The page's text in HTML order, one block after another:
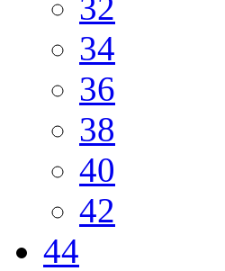
34
36
38
40
42
44